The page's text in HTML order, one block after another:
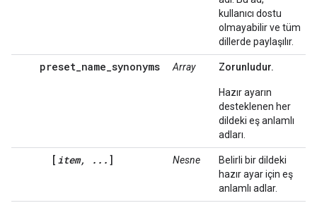
kullanıcı dostu
olmayabilir ve tüm
dillerde paylaşılır.
preset_name_synonyms Array Zorunludur.
Hazır ayarın
desteklenen her
dildeki eş anlamlı
adları.
[ item, ... ] Nesne
Belirli bir dildeki
hazır ayar için eş
anlamlı adlar.